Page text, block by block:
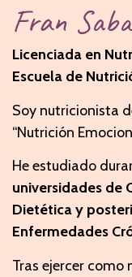
Fran
Licenciada en
Escuela de
Soy nutricionista
“Nutrición
He estudiado
universidades de
Dietética y
Enfermedades
Tras ejercer